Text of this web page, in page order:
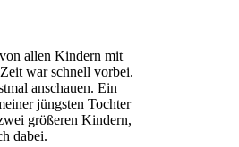
allen Kindern mit
war schnell vorbei.
anschauen. Ein
jüngsten Tochter
größeren Kindern,
dabei.